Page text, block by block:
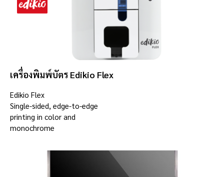
เครื่องพิมพ์บัตร Edikio Flex
Edikio Flex
Single-sided, edge-to-edge
printing in color and
monochrome